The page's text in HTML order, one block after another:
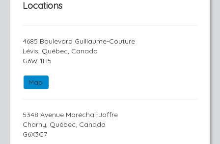
Locations
4685 Boulevard Guillaume-Couture
Lévis, Québec, Canada
G6W 1H5
Map
5348 Avenue Maréchal-Joffre
Charny, Québec, Canada
G6X3C7